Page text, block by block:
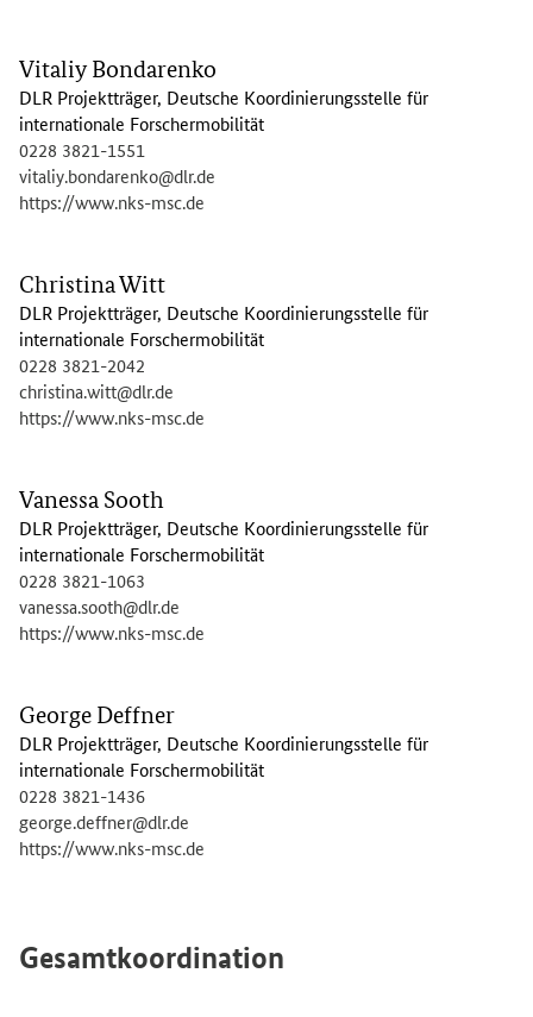
Vitaliy Bondarenko
DLR Projektträger, Deutsche Koordinierungsstelle für
internationale Forschermobilität
0228 3821-1551
vitaliy.bondarenko@dlr.de
https://www.nks-msc.de
Christina Witt
DLR Projektträger, Deutsche Koordinierungsstelle für
internationale Forschermobilität
0228 3821-2042
christina.witt@dlr.de
https://www.nks-msc.de
Vanessa Sooth
DLR Projektträger, Deutsche Koordinierungsstelle für
internationale Forschermobilität
0228 3821-1063
vanessa.sooth@dlr.de
https://www.nks-msc.de
George Deffner
DLR Projektträger, Deutsche Koordinierungsstelle für
internationale Forschermobilität
0228 3821-1436
george.deffner@dlr.de
https://www.nks-msc.de
Gesamtkoordination